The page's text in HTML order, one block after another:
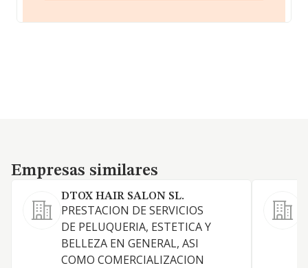
Empresas similares
Empresas similares
DTOX HAIR SALON SL.
PRESTACION DE SERVICIOS
DE PELUQUERIA, ESTETICA Y
BELLEZA EN GENERAL, ASI
COMO COMERCIALIZACION